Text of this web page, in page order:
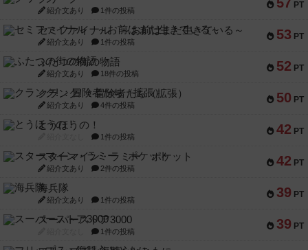
PT
紹介文あり 1件の投稿
53 PT
セミファイナル ～お前はまだ生きている～
紹介文あり 1件の投稿
52 PT
ふたつの街の物語
紹介文あり 18件の投稿
50 PT
クランク! ：冒険者たち（拡張）
紹介文あり 4件の投稿
42 PT
とうほうの！
1件の投稿
42 PT
スターマイン・ラミー ポケット
紹介文あり 2件の投稿
39 PT
海兵隊
紹介文あり 1件の投稿
39 PT
スーパーストア3000
1件の投稿